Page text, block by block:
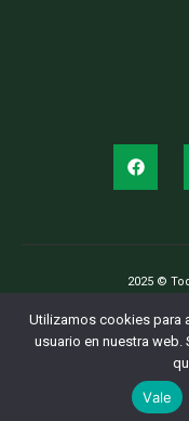
2025 ©
Utilizamos cookies para
usuario en nuestra
Vale